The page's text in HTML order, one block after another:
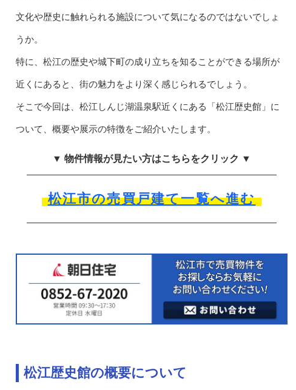
文化や歴史に触れられる施設について気になるのではないでしょ
うか。
特に、松江の歴史や城下町の成り立ちを知ることができる場所が
近くにあると、街の魅力をより深く感じられるでしょう。
そこで今回は、松江しんじ湖温泉駅近くにある「松江歴史館」に
ついて、概要や展示の特徴をご紹介いたします。
▼ 物件情報が見たい方はこちらをクリック ▼
松江市の売買戸建て一覧へ進む
松江歴史館の概要について